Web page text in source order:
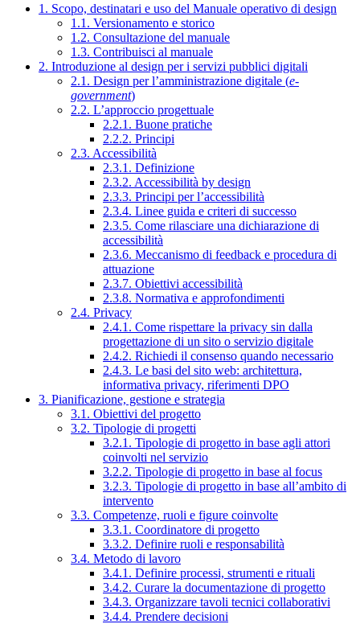
1. Scopo, destinatari e uso del Manuale operativo di design
1.1. Versionamento e storico
1.2. Consultazione del manuale
1.3. Contribuisci al manuale
2. Introduzione al design per i servizi pubblici digitali
2.1. Design per l’amministrazione digitale (e-
government)
2.2. L’approccio progettuale
2.2.1. Buone pratiche
2.2.2. Principi
2.3. Accessibilità
2.3.1. Definizione
2.3.2. Accessibilità by design
2.3.3. Principi per l’accessibilità
2.3.4. Linee guida e criteri di successo
2.3.5. Come rilasciare una dichiarazione di
accessibilità
2.3.6. Meccanismo di feedback e procedura di
attuazione
2.3.7. Obiettivi accessibilità
2.3.8. Normativa e approfondimenti
2.4. Privacy
2.4.1. Come rispettare la privacy sin dalla
progettazione di un sito o servizio digitale
2.4.2. Richiedi il consenso quando necessario
2.4.3. Le basi del sito web: architettura,
informativa privacy, riferimenti DPO
3. Pianificazione, gestione e strategia
3.1. Obiettivi del progetto
3.2. Tipologie di progetti
3.2.1. Tipologie di progetto in base agli attori
coinvolti nel servizio
3.2.2. Tipologie di progetto in base al focus
3.2.3. Tipologie di progetto in base all’ambito di
intervento
3.3. Competenze, ruoli e figure coinvolte
3.3.1. Coordinatore di progetto
3.3.2. Definire ruoli e responsabilità
3.4. Metodo di lavoro
3.4.1. Definire processi, strumenti e rituali
3.4.2. Curare la documentazione di progetto
3.4.3. Organizzare tavoli tecnici collaborativi
3.4.4. Prendere decisioni